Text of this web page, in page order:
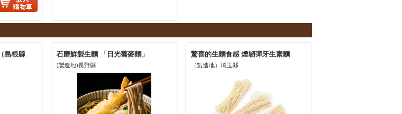
島根縣
石磨鮮製生麵 「日光蕎麥麵」
(製造地)長野縣
驚喜的生麵食感 煙韌彈牙生素麵
（製造地）埼玉縣